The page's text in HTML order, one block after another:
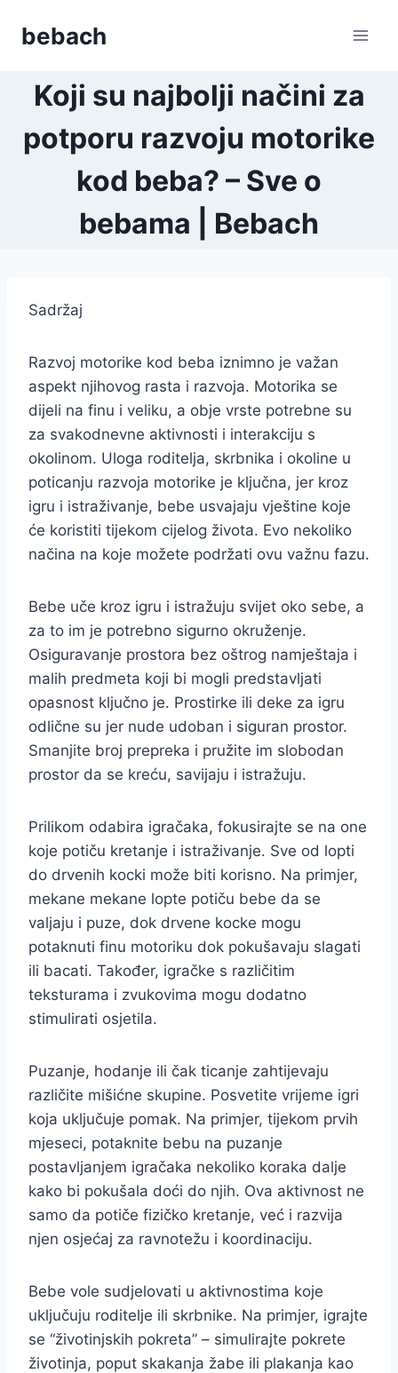
bebach
Koji su najbolji načini za
potporu razvoju motorike
kod beba? – Sve o
bebama | Bebach
Sadržaj
Razvoj motorike kod beba iznimno je važan
aspekt njihovog rasta i razvoja. Motorika se
dijeli na finu i veliku, a obje vrste potrebne su
za svakodnevne aktivnosti i interakciju s
okolinom. Uloga roditelja, skrbnika i okoline u
poticanju razvoja motorike je ključna, jer kroz
igru i istraživanje, bebe usvajaju vještine koje
će koristiti tijekom cijelog života. Evo nekoliko
načina na koje možete podržati ovu važnu fazu.
Bebe uče kroz igru i istražuju svijet oko sebe, a
za to im je potrebno sigurno okruženje.
Osiguravanje prostora bez oštrog namještaja i
malih predmeta koji bi mogli predstavljati
opasnost ključno je. Prostirke ili deke za igru
odlične su jer nude udoban i siguran prostor.
Smanjite broj prepreka i pružite im slobodan
prostor da se kreću, savijaju i istražuju.
Prilikom odabira igračaka, fokusirajte se na one
koje potiču kretanje i istraživanje. Sve od lopti
do drvenih kocki može biti korisno. Na primjer,
mekane mekane lopte potiču bebe da se
valjaju i puze, dok drvene kocke mogu
potaknuti finu motoriku dok pokušavaju slagati
ili bacati. Također, igračke s različitim
teksturama i zvukovima mogu dodatno
stimulirati osjetila.
Puzanje, hodanje ili čak ticanje zahtijevaju
različite mišićne skupine. Posvetite vrijeme igri
koja uključuje pomak. Na primjer, tijekom prvih
mjeseci, potaknite bebu na puzanje
postavljanjem igračaka nekoliko koraka dalje
kako bi pokušala doći do njih. Ova aktivnost ne
samo da potiče fizičko kretanje, već i razvija
njen osjećaj za ravnotežu i koordinaciju.
Bebe vole sudjelovati u aktivnostima koje
uključuju roditelje ili skrbnike. Na primjer, igrajte
se “životinjskih pokreta” – simulirajte pokrete
životinja, poput skakanja žabe ili plakanja kao